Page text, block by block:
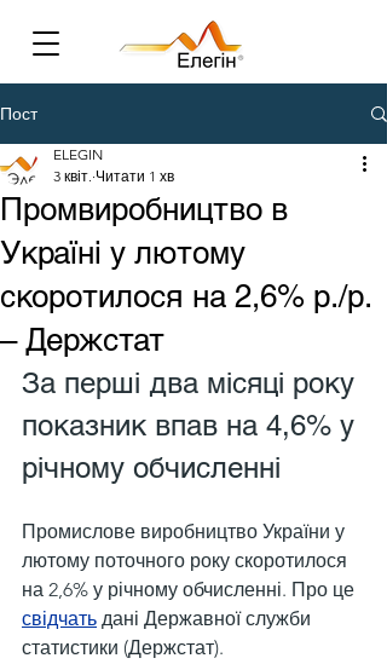
Пост
Промвиробництво в
Україні у лютому
скоротилося на 2,6% р./р.
– Держстат
ELEGIN
3 квіт. Читати 1 хв
За перші два місяці року
показник впав на 4,6% у
річному обчисленні
Промислове виробництво України у
лютому поточного року скоротилося
на 2,6% у річному обчисленні. Про це
свідчать дані Державної служби
статистики (Держстат).